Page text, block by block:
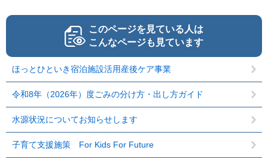
このページを見ている人は
こんなページも見ています
ほっとひといき宿泊施設活用産後ケア事業
令和8年（2026年）度ごみの分け方・出し方ガイド
水源状況についてお知らせします
子育て支援施策 For Kids For Future